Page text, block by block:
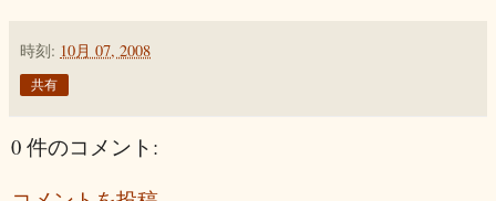
時刻: 10月 07, 2008
共有
0 件のコメント: